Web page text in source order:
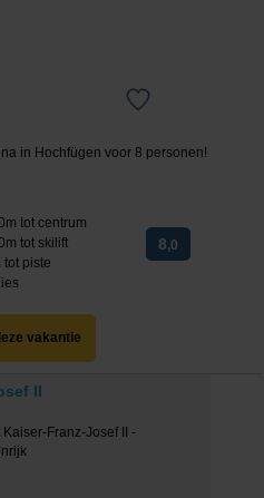
in Hochfügen voor 8 personen!
tot centrum
tot skilift
tot piste
8,0
vakantie
II